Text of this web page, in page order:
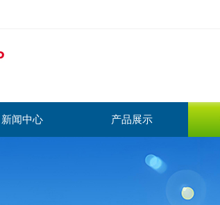
新闻中心 产品展示